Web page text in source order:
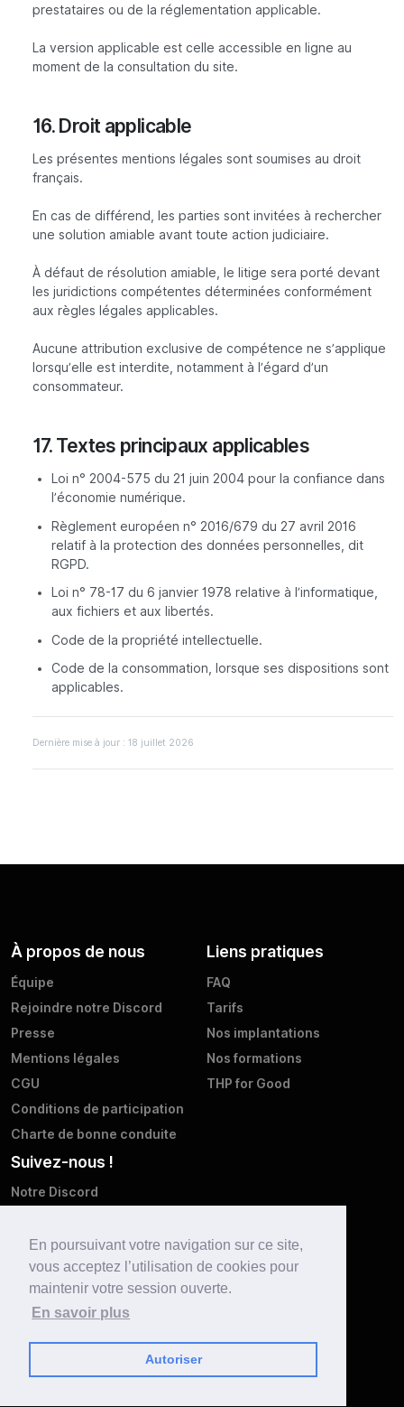
En poursuivant votre navigation sur ce site,
vous acceptez l’utilisation de cookies pour
maintenir votre session ouverte.
En savoir plus
Autoriser
prestataires ou de la réglementation applicable.
La version applicable est celle accessible en ligne au
moment de la consultation du site.
16. Droit applicable
Les présentes mentions légales sont soumises au droit
français.
En cas de différend, les parties sont invitées à rechercher
une solution amiable avant toute action judiciaire.
À défaut de résolution amiable, le litige sera porté devant
les juridictions compétentes déterminées conformément
aux règles légales applicables.
Aucune attribution exclusive de compétence ne s’applique
lorsqu’elle est interdite, notamment à l’égard d’un
consommateur.
17. Textes principaux applicables
Loi n° 2004-575 du 21 juin 2004 pour la confiance dans
l’économie numérique.
Règlement européen n° 2016/679 du 27 avril 2016
relatif à la protection des données personnelles, dit
RGPD.
Loi n° 78-17 du 6 janvier 1978 relative à l’informatique,
aux fichiers et aux libertés.
Code de la propriété intellectuelle.
Code de la consommation, lorsque ses dispositions sont
applicables.
Dernière mise à jour : 18 juillet 2026
À propos de nous
Équipe
Rejoindre notre Discord
Presse
Mentions légales
CGU
Conditions de participation
Charte de bonne conduite
Liens pratiques
FAQ
Tarifs
Nos implantations
Nos formations
THP for Good
Suivez-nous !
Notre Discord
Facebook
Instagram
LinkedIn
Youtube